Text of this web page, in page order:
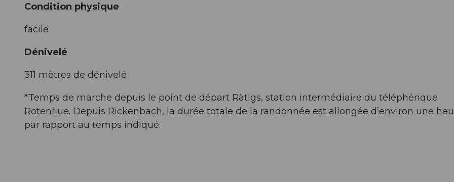
Condition physique
facile
Dénivelé
311 mètres de dénivelé
*Temps de marche depuis le point de départ Rätigs, station intermédiaire du téléphérique
Rotenflue. Depuis Rickenbach, la durée totale de la randonnée est allongée d’environ une
par rapport au temps indiqué.